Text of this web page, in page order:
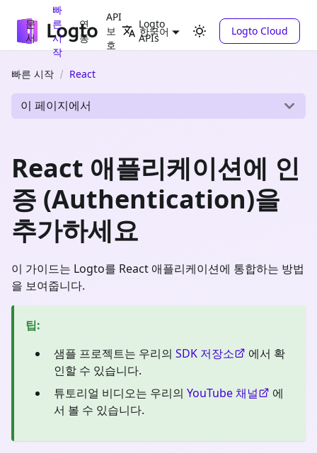
문
서
빠
른
시
작
연
동
API
보
호
Logto
APIs
한국어 Logto Cloud
빠른 시작 React
이 페이지에서
React 애플리케이션에 인
증 (Authentication)을
추가하세요
이 가이드는 Logto를 React 애플리케이션에 통합하는 방법
을 보여줍니다.
팁:
샘플 프로젝트는 우리의 SDK 저장소
에서 확
인할 수 있습니다.
튜토리얼 비디오는 우리의 YouTube 채널
에
서 볼 수 있습니다.